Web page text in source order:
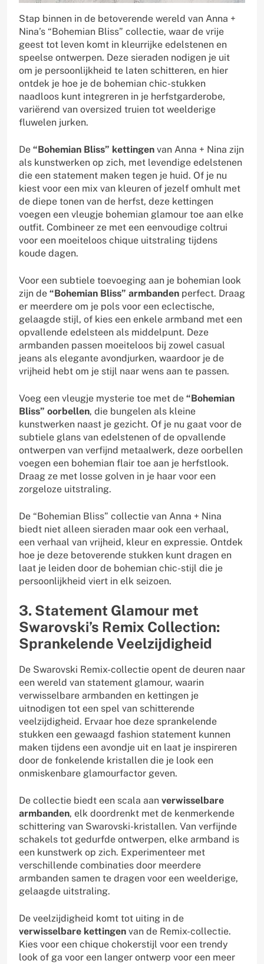
Stap binnen in de betoverende wereld van Anna +
Nina’s “Bohemian Bliss” collectie, waar de vrije
geest tot leven komt in kleurrijke edelstenen en
speelse ontwerpen. Deze sieraden nodigen je uit
om je persoonlijkheid te laten schitteren, en hier
ontdek je hoe je de bohemian chic-stukken
naadloos kunt integreren in je herfstgarderobe,
variërend van oversized truien tot weelderige
fluwelen jurken.
De “Bohemian Bliss” kettingen van Anna + Nina zijn
als kunstwerken op zich, met levendige edelstenen
die een statement maken tegen je huid. Of je nu
kiest voor een mix van kleuren of jezelf omhult met
de diepe tonen van de herfst, deze kettingen
voegen een vleugje bohemian glamour toe aan elke
outfit. Combineer ze met een eenvoudige coltrui
voor een moeiteloos chique uitstraling tijdens
koude dagen.
Voor een subtiele toevoeging aan je bohemian look
zijn de “Bohemian Bliss” armbanden perfect. Draag
er meerdere om je pols voor een eclectische,
gelaagde stijl, of kies een enkele armband met een
opvallende edelsteen als middelpunt. Deze
armbanden passen moeiteloos bij zowel casual
jeans als elegante avondjurken, waardoor je de
vrijheid hebt om je stijl naar wens aan te passen.
Voeg een vleugje mysterie toe met de “Bohemian
Bliss” oorbellen, die bungelen als kleine
kunstwerken naast je gezicht. Of je nu gaat voor de
subtiele glans van edelstenen of de opvallende
ontwerpen van verfijnd metaalwerk, deze oorbellen
voegen een bohemian flair toe aan je herfstlook.
Draag ze met losse golven in je haar voor een
zorgeloze uitstraling.
De “Bohemian Bliss” collectie van Anna + Nina
biedt niet alleen sieraden maar ook een verhaal,
een verhaal van vrijheid, kleur en expressie. Ontdek
hoe je deze betoverende stukken kunt dragen en
laat je leiden door de bohemian chic-stijl die je
persoonlijkheid viert in elk seizoen.
3. Statement Glamour met
Swarovski’s Remix Collection:
Sprankelende Veelzijdigheid
De Swarovski Remix-collectie opent de deuren naar
een wereld van statement glamour, waarin
verwisselbare armbanden en kettingen je
uitnodigen tot een spel van schitterende
veelzijdigheid. Ervaar hoe deze sprankelende
stukken een gewaagd fashion statement kunnen
maken tijdens een avondje uit en laat je inspireren
door de fonkelende kristallen die je look een
onmiskenbare glamourfactor geven.
De collectie biedt een scala aan verwisselbare
armbanden, elk doordrenkt met de kenmerkende
schittering van Swarovski-kristallen. Van verfijnde
schakels tot gedurfde ontwerpen, elke armband is
een kunstwerk op zich. Experimenteer met
verschillende combinaties door meerdere
armbanden samen te dragen voor een weelderige,
gelaagde uitstraling.
De veelzijdigheid komt tot uiting in de
verwisselbare kettingen van de Remix-collectie.
Kies voor een chique chokerstijl voor een trendy
look of ga voor een langer ontwerp voor een meer